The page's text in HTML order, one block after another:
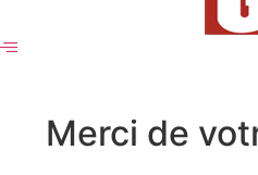
Merci de